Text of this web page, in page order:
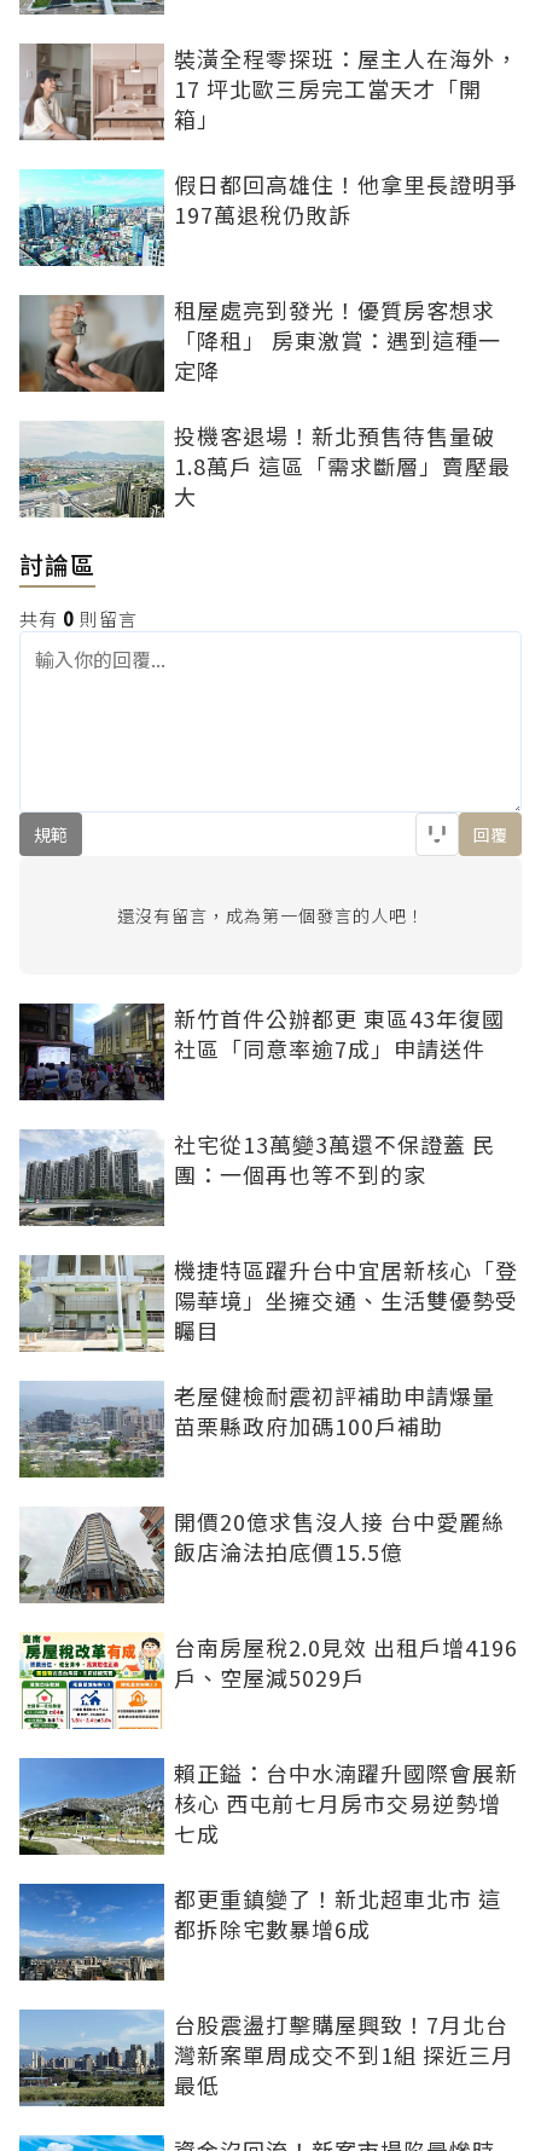
裝潢全程零探班：屋主人在海外，
17 坪北歐三房完工當天才「開
箱」
假日都回高雄住！他拿里長證明爭
197萬退稅仍敗訴
租屋處亮到發光！優質房客想求
「降租」 房東激賞：遇到這種一
定降
投機客退場！新北預售待售量破
1.8萬戶 這區「需求斷層」賣壓最
大
討論區
共有 0 則留言
規範 回覆
還沒有留言，成為第一個發言的人吧！
新竹首件公辦都更 東區43年復國
社區「同意率逾7成」申請送件
社宅從13萬變3萬還不保證蓋 民
團：一個再也等不到的家
機捷特區躍升台中宜居新核心「登
陽華境」坐擁交通、生活雙優勢受
矚目
老屋健檢耐震初評補助申請爆量
苗栗縣政府加碼100戶補助
開價20億求售沒人接 台中愛麗絲
飯店淪法拍底價15.5億
台南房屋稅2.0見效 出租戶增4196
戶、空屋減5029戶
賴正鎰：台中水湳躍升國際會展新
核心 西屯前七月房市交易逆勢增
七成
都更重鎮變了！新北超車北市 這
都拆除宅數暴增6成
台股震盪打擊購屋興致！7月北台
灣新案單周成交不到1組 探近三月
最低